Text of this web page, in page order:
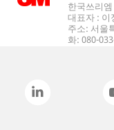
한국쓰리
대표자 : 이
주소: 서울
화: 080-